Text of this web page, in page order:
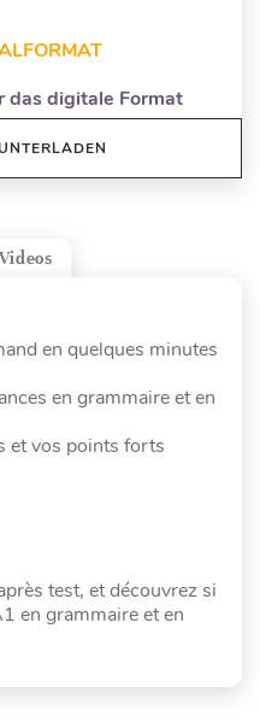
das digitale Format
Videos
en quelques minutes
en grammaire et en
et vos points forts
test, et découvrez si
en grammaire et en